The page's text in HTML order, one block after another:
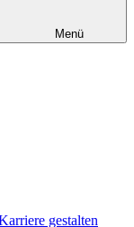
Menü
gestalten